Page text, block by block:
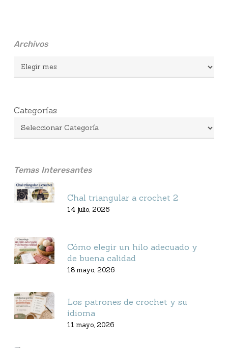
Archivos
Archivos
Categorías
Temas Interesantes
Chal triangular a crochet 2
14 julio, 2026
Cómo elegir un hilo adecuado y
de buena calidad
18 mayo, 2026
Los patrones de crochet y su
idioma
11 mayo, 2026